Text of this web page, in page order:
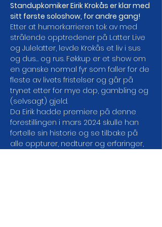
Standupkomiker Eirik Krokås er klar med
sitt første soloshow, for andre gang!
Etter at humorkarrieren tok av med
strålende opptredener på Latter Live
og Julelatter, levde Krokås et liv i sus
og dus… og rus. Føkkup er et show om
en ganske normal fyr som faller for de
fleste av livets fristelser og går på
trynet etter for mye dop, gambling og
(selvsagt) gjeld.
Da Eirik hadde premiere på denne
forestillingen i mars 2024 skulle han
fortelle sin historie og se tilbake på
alle oppturer, nedturer og erfaringer,